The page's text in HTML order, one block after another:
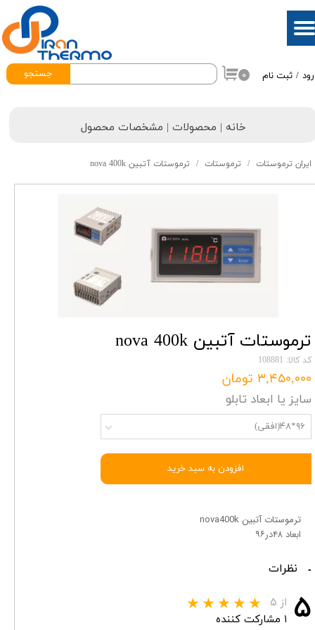
/ ثبت نام
حساب کاربری من
خروج از حساب کاربری
جستجو ۰
خانه | محصولات | مشخصات محصول
ایران ترموستات ترموستات ترموستات آتبین nova 400k
ترموستات آتبین nova 400k
کد کالا: 108881
۳,۴۵۰,۰۰۰ تومان
سایز یا ابعاد تابلو
۹۶*۴۸(افقی)
افزودن به سبد خرید
ترموستات آتبین nova400k
ابعاد ۴۸در۹۶
نظرات
۵ از ۵
۱ مشارکت کننده